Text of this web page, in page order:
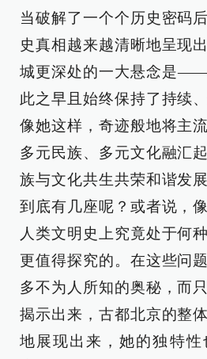
当破解了一个个历史密码
史真相越来越清晰地呈现
城更深处的一大悬念是
此之早且始终保持了持续
像她这样，奇迹般地将主
多元民族、多元文化融汇
族与文化共生共荣和谐发
到底有几座呢？或者说，
人类文明史上究竟处于何
更值得探究的。在这些问
多不为人所知的奥秘，而
揭示出来，古都北京的整
地展现出来，她的独特性